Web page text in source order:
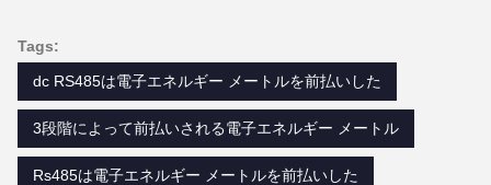
Tags:
dc RS485は電子エネルギー メートルを前払いした
3段階によって前払いされる電子エネルギー メートル
Rs485は電子エネルギー メートルを前払いした